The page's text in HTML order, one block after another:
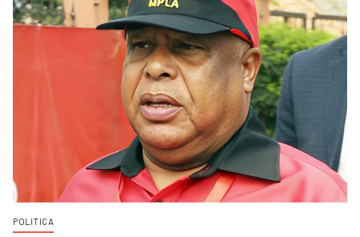
POLITICA